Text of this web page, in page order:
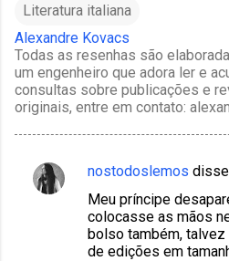
Literatura italiana
Alexandre Kovacs
Todas as resenhas são
um engenheiro que adora ler e
consultas sobre publicações e
originais, entre em contato:
C
nostodoslemos
Meu príncipe
colocasse as mãos
bolso também,
de edições em